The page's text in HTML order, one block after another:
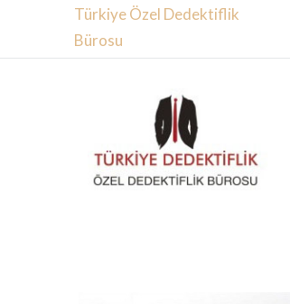
Türkiye Özel Dedektiflik
Bürosu